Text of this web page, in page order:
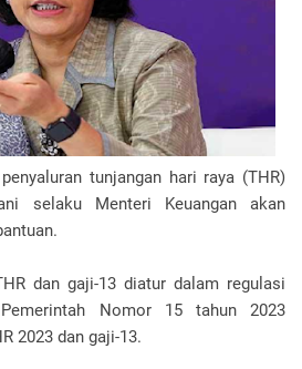
tunjangan hari raya (THR)
selaku Menteri Keuangan akan
dan gaji-13 diatur dalam regulasi
Nomor 15 tahun 2023
2023 dan gaji-13.